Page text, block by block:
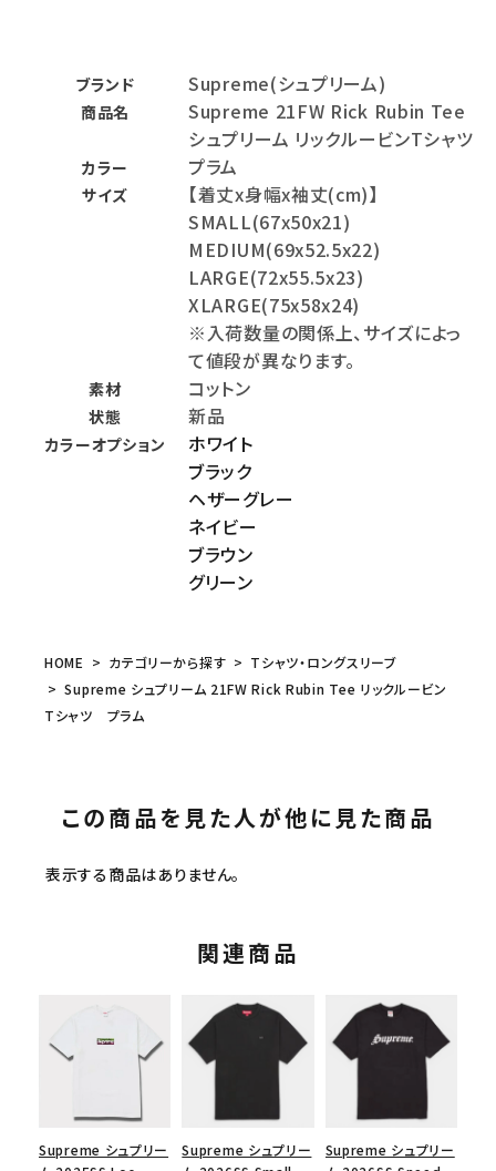
ブランド Supreme(シュプリーム)
商品名
Supreme 21FW Rick Rubin Tee
シュプリーム リックルービンTシャツ
カラー プラム
サイズ
【着丈x身幅x袖丈(cm)】
SMALL(67x50x21)
MEDIUM(69x52.5x22)
LARGE(72x55.5x23)
XLARGE(75x58x24)
※入荷数量の関係上、サイズによっ
て値段が異なります。
素材 コットン
状態 新品
カラーオプション
ホワイト
ブラック
ヘザーグレー
ネイビー
ブラウン
グリーン
HOME カテゴリーから探す
Tシャツ・ロングスリーブ
Supreme シュプリーム 21FW Rick Rubin Tee リックルービン
Tシャツ プラム
この商品を見た人が他に見た商品
表示する商品はありません。
関連商品
Supreme シュプリー
Supreme シュプリー
Supreme シュプリー